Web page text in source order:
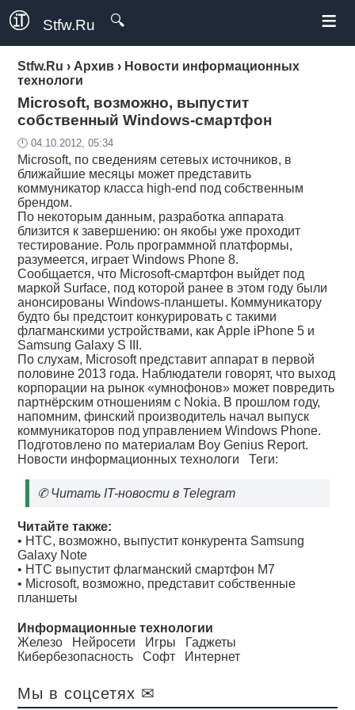
Stfw.Ru 🔍 ≡
Stfw.Ru › Архив › Новости информационных
технологи
Microsoft, возможно, выпустит
собственный Windows-смартфон
🕛 04.10.2012, 05:34
Microsoft, по сведениям сетевых источников, в
ближайшие месяцы может представить
коммуникатор класса high-end под собственным
брендом.
По некоторым данным, разработка аппарата
близится к завершению: он якобы уже проходит
тестирование. Роль программной платформы,
разумеется, играет Windows Phone 8.
Сообщается, что Microsoft-смартфон выйдет под
маркой Surface, под которой ранее в этом году были
анонсированы Windows-планшеты. Коммуникатору
будто бы предстоит конкурировать с такими
флагманскими устройствами, как Apple iPhone 5 и
Samsung Galaxy S III.
По слухам, Microsoft представит аппарат в первой
половине 2013 года. Наблюдатели говорят, что выход
корпорации на рынок «умнофонов» может повредить
партнёрским отношениям с Nokia. В прошлом году,
напомним, финский производитель начал выпуск
коммуникаторов под управлением Windows Phone.
Подготовлено по материалам Boy Genius Report.
Новости информационных технологи Теги:
✆Читать IT-новости в Telegram
Читайте также:
• HTC, возможно, выпустит конкурента Samsung
Galaxy Note
• HTC выпустит флагманский смартфон M7
• Microsoft, возможно, представит собственные
планшеты
Информационные технологии
Железо
Нейросети Игры
Гаджеты
Кибербезопасность
Софт Интернет
Мы в соцсетях ✉